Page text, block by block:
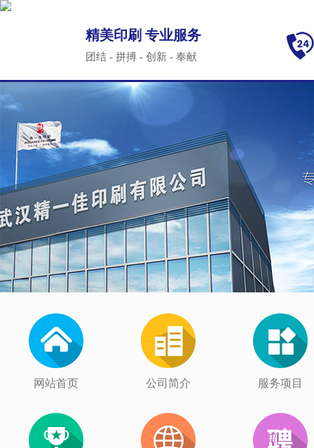
精美印刷 专业服务
团结 - 拼搏 - 创新 - 奉献
网站首页 公司简介 服务项目